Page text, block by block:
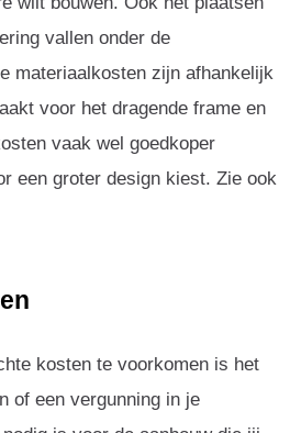
vallen onder de
materiaalkosten zijn afhankelijk
voor het dragende frame en
vaak wel goedkoper
een groter design kiest. Zie ook
kosten te voorkomen is het
of een vergunning in je